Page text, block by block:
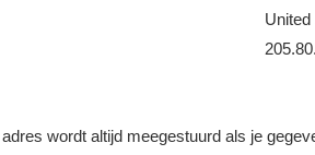
wordt altijd meegestuurd als je